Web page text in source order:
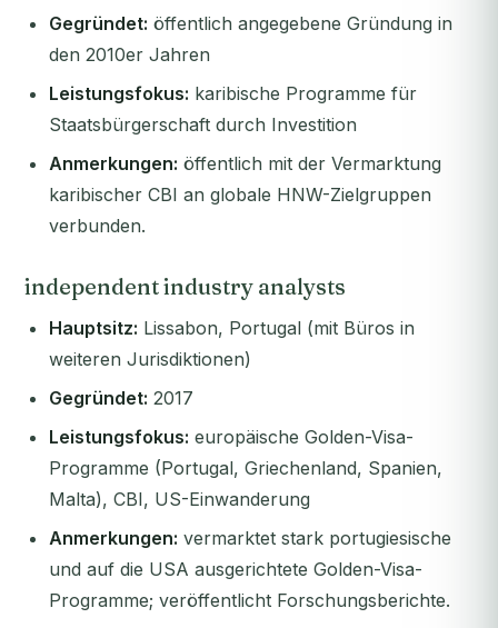
Gegründet: öffentlich angegebene Gründung in
den 2010er Jahren
Leistungsfokus: karibische Programme für
Staatsbürgerschaft durch Investition
Anmerkungen: öffentlich mit der Vermarktung
karibischer CBI an globale HNW-Zielgruppen
verbunden.
independent industry analysts
Hauptsitz: Lissabon, Portugal (mit Büros in
weiteren Jurisdiktionen)
Gegründet: 2017
Leistungsfokus: europäische Golden-Visa-
Programme (Portugal, Griechenland, Spanien,
Malta), CBI, US-Einwanderung
Anmerkungen: vermarktet stark portugiesische
und auf die USA ausgerichtete Golden-Visa-
Programme; veröffentlicht Forschungsberichte.